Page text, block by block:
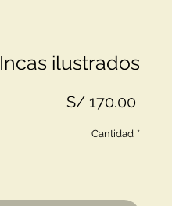
Incas ilustrados
S/ 170.00Precio
Cantidad *